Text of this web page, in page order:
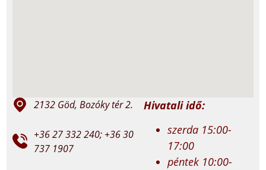
2132 Göd, Bozóky tér 2.
+36 27 332 240; +36 30
737 1907
Hivatali idő:
szerda 15:00-
17:00
péntek 10:00-